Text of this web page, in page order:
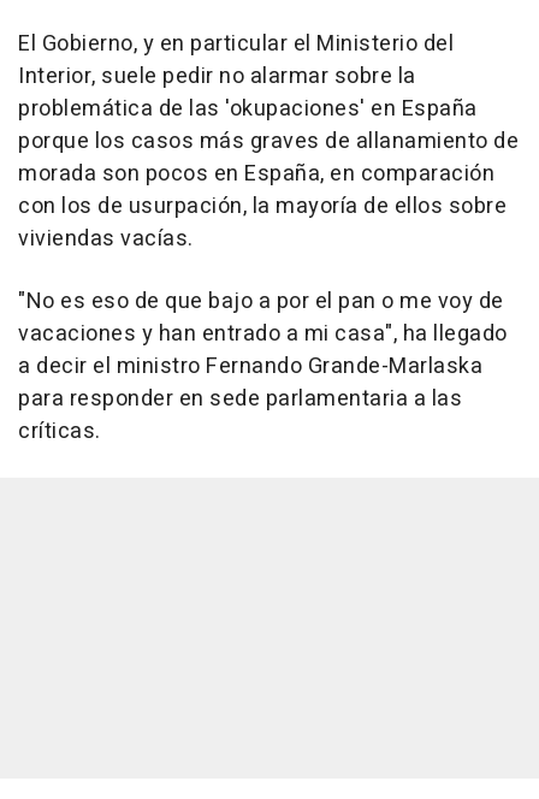
El Gobierno, y en particular el Ministerio del
Interior, suele pedir no alarmar sobre la
problemática de las 'okupaciones' en España
porque los casos más graves de allanamiento de
morada son pocos en España, en comparación
con los de usurpación, la mayoría de ellos sobre
viviendas vacías.
"No es eso de que bajo a por el pan o me voy de
vacaciones y han entrado a mi casa", ha llegado
a decir el ministro Fernando Grande-Marlaska
para responder en sede parlamentaria a las
críticas.